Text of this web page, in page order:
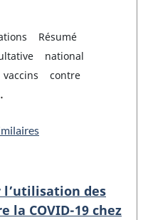
Résumé
national
vaccins
contre
l’utilisation des
la COVID-19 chez